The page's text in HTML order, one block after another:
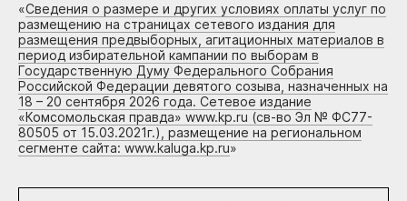
«Сведения о размере и других условиях оплаты услуг по
размещению на страницах сетевого издания для
размещения предвыборных, агитационных материалов в
период избирательной кампании по выборам в
Государственную Думу Федерального Собрания
Российской Федерации девятого созыва, назначенных на
18 – 20 сентября 2026 года. Сетевое издание
«Комсомольская правда» www.kp.ru (св-во Эл № ФС77-
80505 от 15.03.2021г.), размещение на региональном
сегменте сайта: www.kaluga.kp.ru»